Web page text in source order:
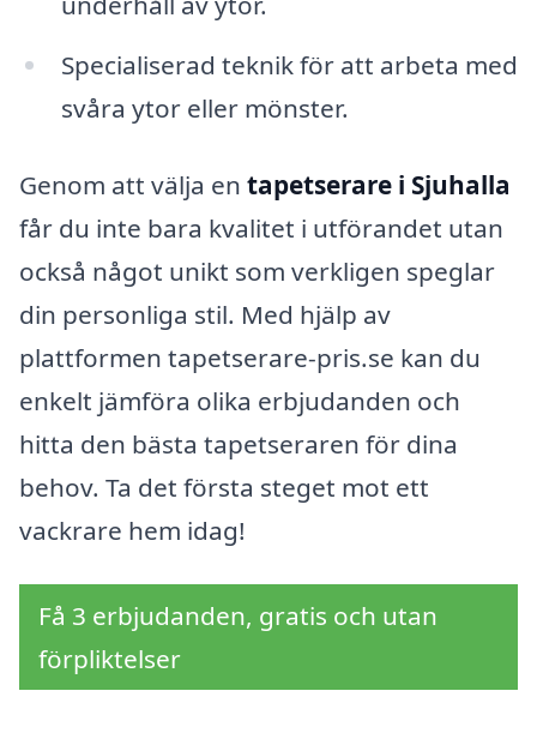
Specialiserad teknik för att arbeta med
svåra ytor eller mönster.
Genom att välja en tapetserare i Sjuhalla
får du inte bara kvalitet i utförandet utan
också något unikt som verkligen speglar
din personliga stil. Med hjälp av
plattformen tapetserare-pris.se kan du
enkelt jämföra olika erbjudanden och
hitta den bästa tapetseraren för dina
behov. Ta det första steget mot ett
vackrare hem idag!
Få 3 erbjudanden, gratis och utan
förpliktelser